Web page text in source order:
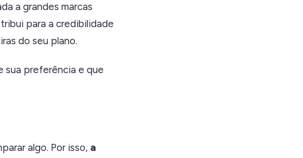
a grandes marcas
para a credibilidade
do seu plano.
sua preferência e que
algo. Por isso, a